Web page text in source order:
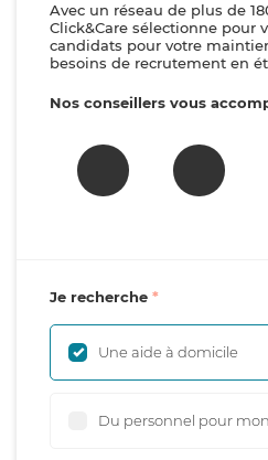
Avec un réseau de plus de
Click&Care sélectionne pour
candidats pour votre
besoins de recrutement en
Nos conseillers vous
Je recherche
Une aide à domicile
Du personnel pour